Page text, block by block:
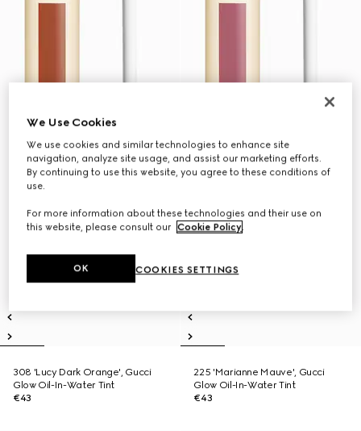
308 'Lucy Dark Orange', Gucci
Glow Oil-In-Water Tint
€43
225 'Marianne Mauve', Gucci
Glow Oil-In-Water Tint
€43
We Use Cookies
We use cookies and similar technologies to enhance site
navigation, analyze site usage, and assist our marketing efforts.
By continuing to use this website, you agree to these conditions of
use.
For more information about these technologies and their use on
this website, please consult our Cookie Policy.
COOKIES SETTINGS
OK